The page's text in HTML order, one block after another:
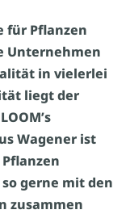
für Pflanzen
Unternehmen
in vielerlei
liegt der
Wagener ist
gerne mit den
zusammen